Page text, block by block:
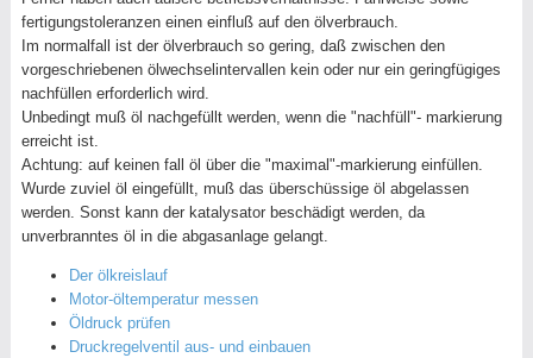
fertigungstoleranzen einen einfluß auf den ölverbrauch.
Im normalfall ist der ölverbrauch so gering, daß zwischen den
vorgeschriebenen ölwechselintervallen kein oder nur ein geringfügiges
nachfüllen erforderlich wird.
Unbedingt muß öl nachgefüllt werden, wenn die "nachfüll"- markierung
erreicht ist.
Achtung: auf keinen fall öl über die "maximal"-markierung einfüllen.
Wurde zuviel öl eingefüllt, muß das überschüssige öl abgelassen
werden. Sonst kann der katalysator beschädigt werden, da
unverbranntes öl in die abgasanlage gelangt.
Der ölkreislauf
Motor-öltemperatur messen
Öldruck prüfen
Druckregelventil aus- und einbauen